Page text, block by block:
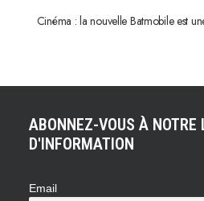
Cinéma : la nouvelle Batmobile est
ABONNEZ-VOUS À NOTRE
D'INFORMATION
Email